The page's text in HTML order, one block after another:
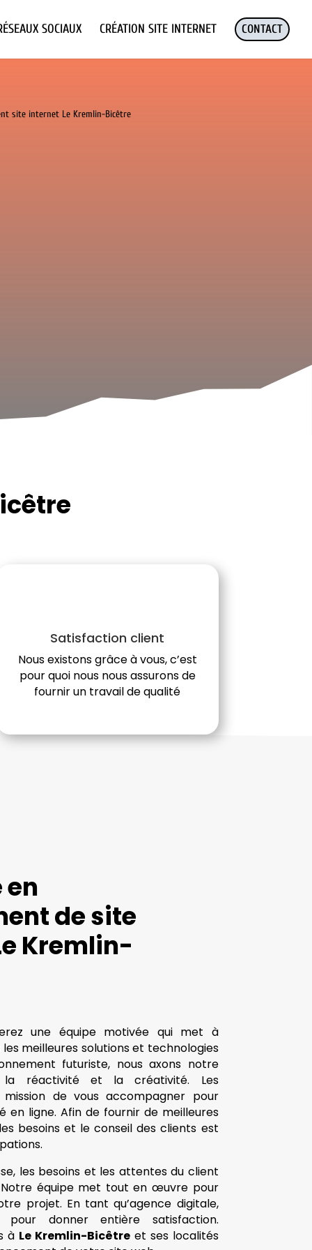
SOCIAUX CRÉATION SITE INTERNET CONTACT
Satisfaction client
Nous existons grâce à vous, c’est
pour quoi nous nous assurons de
fournir un travail de qualité
de site
Kremlin-
une équipe motivée qui met à
meilleures solutions et technologies
futuriste, nous axons notre
la réactivité et la créativité. Les
de vous accompagner pour
ligne. Afin de fournir de meilleures
besoins et le conseil des clients est
les besoins et les attentes du client
équipe met tout en œuvre pour
projet. En tant qu’agence digitale,
pour donner entière satisfaction.
à Le Kremlin-Bicêtreet ses localités